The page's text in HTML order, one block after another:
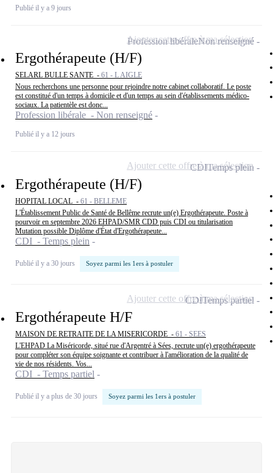
Publié il y a 9 jours
Ergothérapeute (H/F)
SELARL BULLE SANTE - 61 - L AIGLE
Nous recherchons une personne pour rejoindre notre cabinet collaboratif. Le poste
est constitué d'un temps à domicile et d'un temps au sein d'établissements médico-
sociaux. La patientèle est donc...
Profession libérale - Non renseigné
Publié il y a 12 jours
Profession libéraleNon renseigné
Ajouter cette offre à ma sélection
Ergothérapeute (H/F)
HOPITAL LOCAL - 61 - BELLEME
L'Établissement Public de Santé de Bellême recrute un(e) Ergothérapeute. Poste à
pourvoir en septembre 2026 EHPAD/SMR CDD puis CDI ou titularisation
Mutation possible Diplôme d'État d'Ergothérapeute...
CDI - Temps plein
Publié il y a 30 jours Soyez parmi les 1ers à postuler
CDITemps plein
Ajouter cette offre à ma sélection
Ergothérapeute H/F
MAISON DE RETRAITE DE LA MISERICORDE - 61 - SEES
L'EHPAD La Miséricorde, situé rue d'Argentré à Sées, recrute un(e) ergothérapeute
pour compléter son équipe soignante et contribuer à l'amélioration de la qualité de
vie de nos résidents. Vos...
CDI - Temps partiel
Publié il y a plus de 30 jours Soyez parmi les 1ers à postuler
CDITemps partiel
Ajouter cette offre à ma sélection